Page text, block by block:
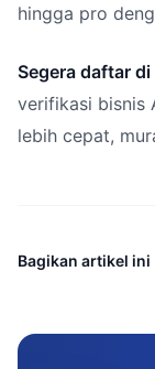
hingga pro
Segera daftar
verifikasi bisnis
lebih cepat,
Bagikan artikel ini